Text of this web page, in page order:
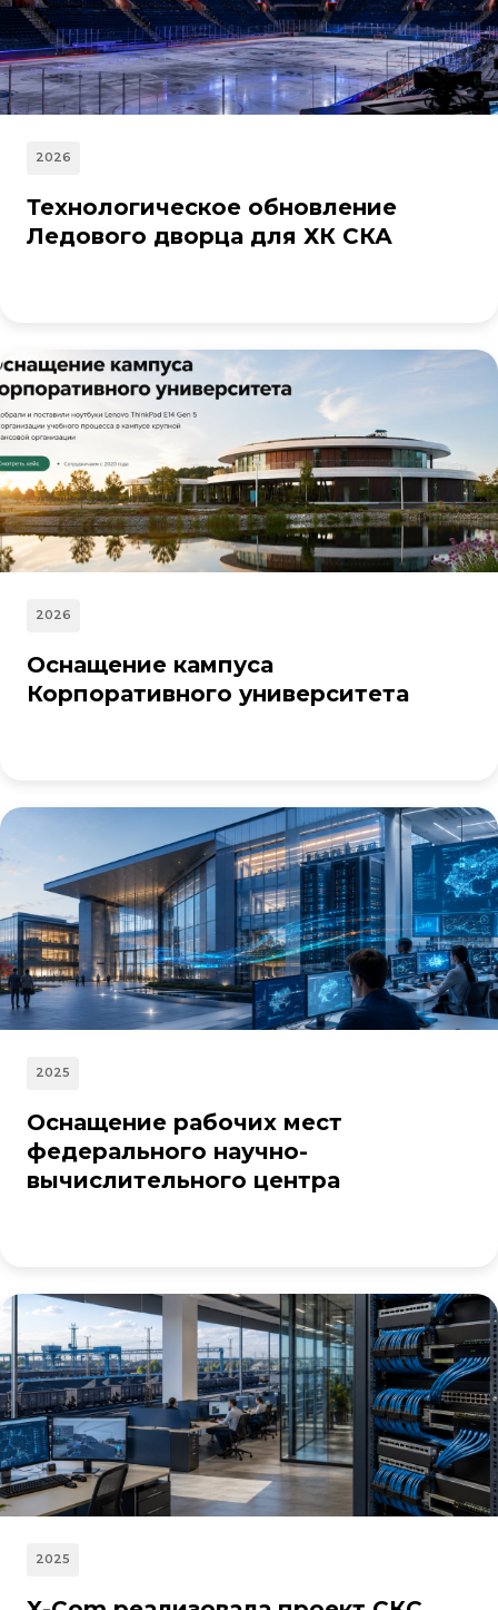
2026
Технологическое обновление
Ледового дворца для ХК СКА
2026
Оснащение кампуса
Корпоративного университета
2025
Оснащение рабочих мест
федерального научно-
вычислительного центра
2025